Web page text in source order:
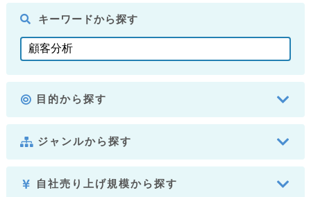
キーワードから探す
目的から探す
ジャンルから探す
自社売り上げ規模から探す